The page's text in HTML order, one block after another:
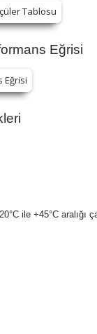
Eğrisi
ile +45°C aralığı